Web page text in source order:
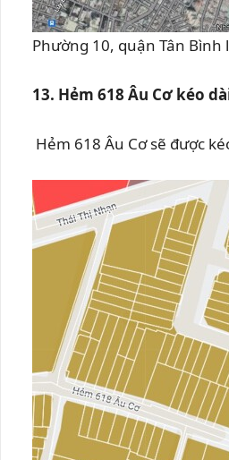
Phường 10, quận Tân
13. Hẻm 618 Âu Cơ kéo
Hẻm 618 Âu Cơ sẽ được